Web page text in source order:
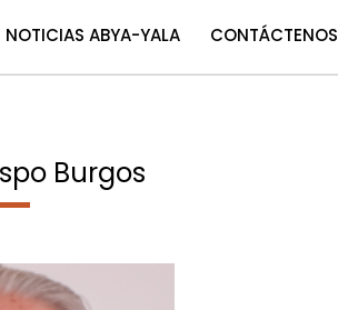
NOTICIAS ABYA-YALA CONTÁCTENOS
Burgos